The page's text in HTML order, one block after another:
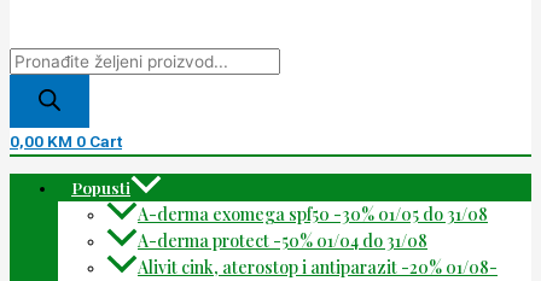
0,00 KM 0 Cart
Popusti
A-derma exomega spf50 -30% 01/05 do 31/08
A-derma protect -50% 01/04 do 31/08
Alivit cink, aterostop i antiparazit -20% 01/08-